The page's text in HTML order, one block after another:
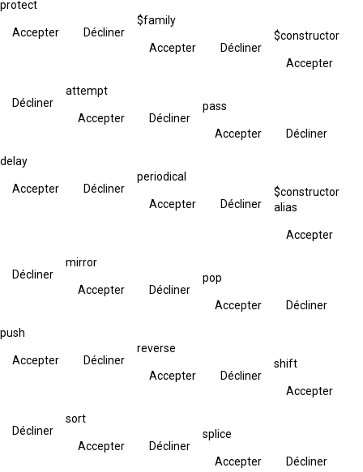
protect
Accepter Décliner
$family
Accepter Décliner
$constructor
Accepter
Décliner
attempt
Accepter Décliner
pass
Accepter Décliner
delay
Accepter Décliner
periodical
Accepter Décliner
$constructor
alias
Accepter
Décliner
mirror
Accepter Décliner
pop
Accepter Décliner
push
Accepter Décliner
reverse
Accepter Décliner
shift
Accepter
Décliner
sort
Accepter Décliner
splice
Accepter Décliner